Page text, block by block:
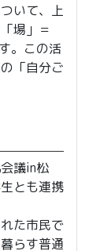
いて、上
場」＝
。この活
「自分ご
議in松
とも連携
た市民で
らす普通